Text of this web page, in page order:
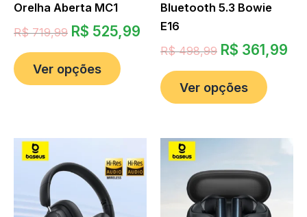
Orelha Aberta MC1
R$719,99 R$ 525,99
Ver opções
Bluetooth 5.3 Bowie
E16
R$498,99 R$ 361,99
Ver opções